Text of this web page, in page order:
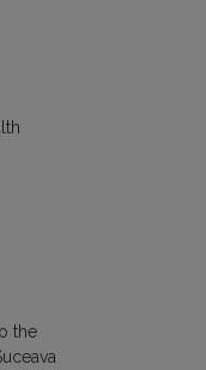
the